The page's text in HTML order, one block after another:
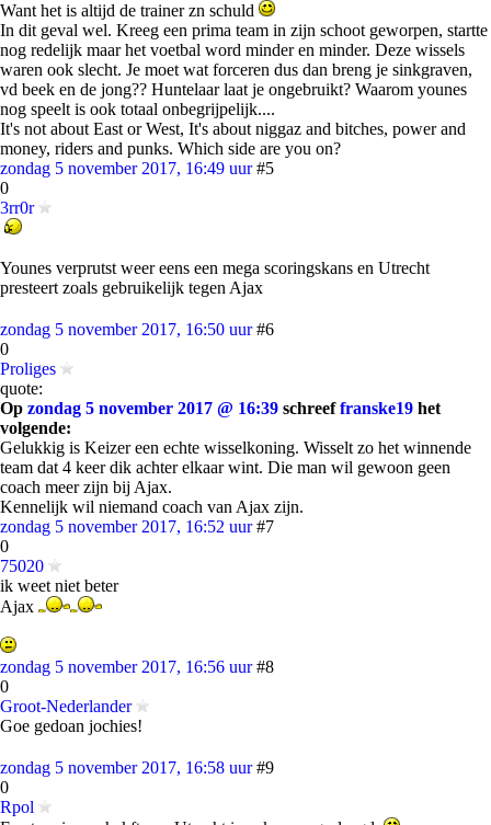
Want het is altijd de trainer zn schuld
In dit geval wel. Kreeg een prima team in zijn schoot geworpen, startte
nog redelijk maar het voetbal word minder en minder. Deze wissels
waren ook slecht. Je moet wat forceren dus dan breng je sinkgraven,
vd beek en de jong?? Huntelaar laat je ongebruikt? Waarom younes
nog speelt is ook totaal onbegrijpelijk....
It's not about East or West, It's about niggaz and bitches, power and
money, riders and punks. Which side are you on?
zondag 5 november 2017, 16:49 uur #5
0
3rr0r
Younes verprutst weer eens een mega scoringskans en Utrecht
presteert zoals gebruikelijk tegen Ajax
zondag 5 november 2017, 16:50 uur #6
0
Proliges
quote:
Op zondag 5 november 2017 @ 16:39 schreeffranske19 het
volgende:
Gelukkig is Keizer een echte wisselkoning. Wisselt zo het winnende
team dat 4 keer dik achter elkaar wint. Die man wil gewoon geen
coach meer zijn bij Ajax.
Kennelijk wil niemand coach van Ajax zijn.
zondag 5 november 2017, 16:52 uur #7
0
75020
ik weet niet beter
Ajax
zondag 5 november 2017, 16:56 uur #8
0
Groot-Nederlander
Goe gedoan jochies!
zondag 5 november 2017, 16:58 uur #9
0
Rpol